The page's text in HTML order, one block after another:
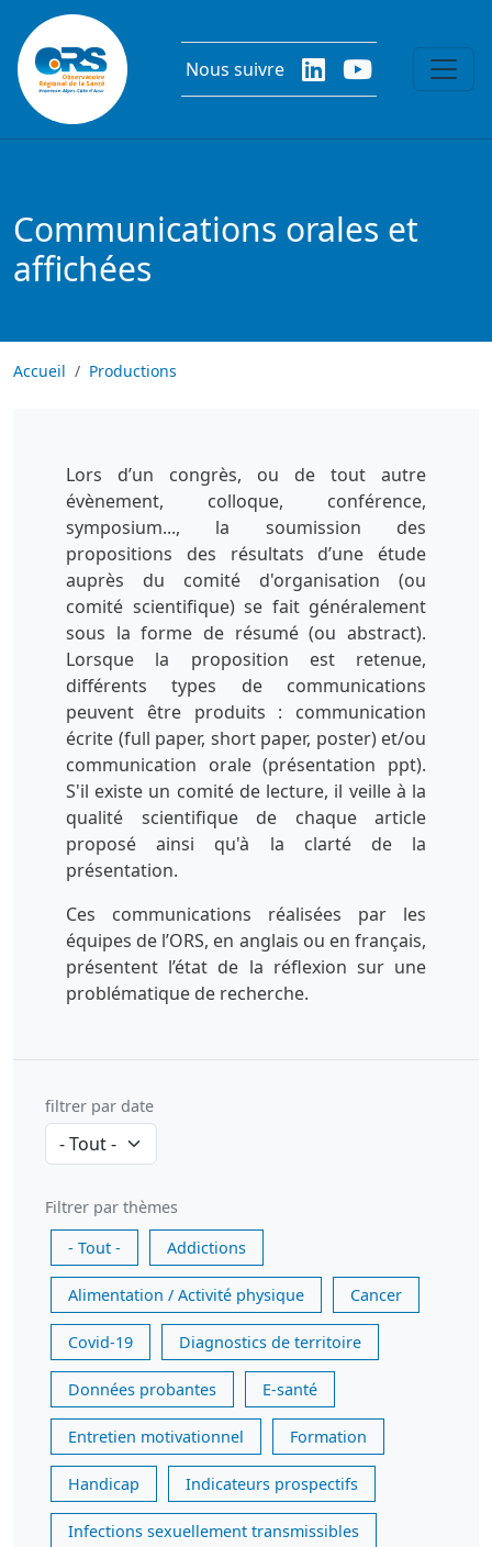
Aller au contenu principal
Nous suivre
Communications orales et
affichées
Accueil Productions
Lors d’un congrès, ou de tout autre
évènement, colloque, conférence,
symposium..., la soumission des
propositions des résultats d’une étude
auprès du comité d'organisation (ou
comité scientifique) se fait généralement
sous la forme de résumé (ou abstract).
Lorsque la proposition est retenue,
différents types de communications
peuvent être produits : communication
écrite (full paper, short paper, poster) et/ou
communication orale (présentation ppt).
S'il existe un comité de lecture, il veille à la
qualité scientifique de chaque article
proposé ainsi qu'à la clarté de la
présentation.
Ces communications réalisées par les
équipes de l’ORS, en anglais ou en français,
présentent l’état de la réflexion sur une
problématique de recherche.
filtrer par date
Filtrer par thèmes
- Tout -
Addictions
Alimentation / Activité physique Cancer
Covid-19 Diagnostics de territoire
Données probantes E-santé
Entretien motivationnel Formation
Handicap Indicateurs prospectifs
Infections sexuellement transmissibles